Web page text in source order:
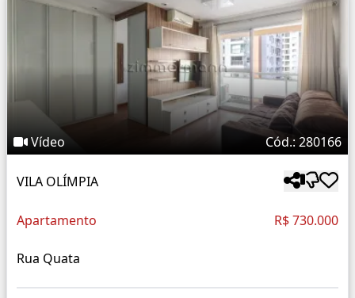
Vídeo Cód.: 280166
VILA OLÍMPIA
Apartamento R$ 730.000
Rua Quata